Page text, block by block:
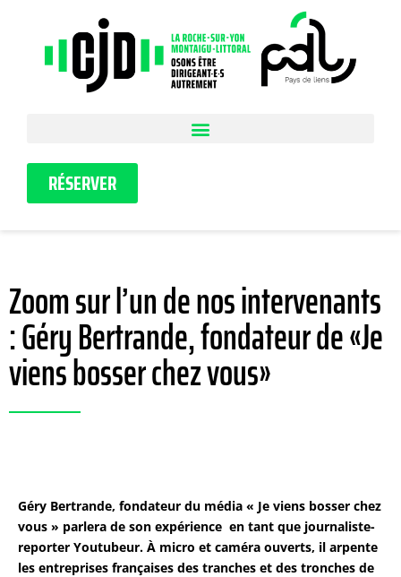
RÉSERVER
Zoom sur l’un de nos intervenants
: Géry Bertrande, fondateur de «Je
viens bosser chez vous»
Géry Bertrande, fondateur du média « Je viens bosser chez
vous » parlera de son expérience en tant que journaliste-
reporter Youtubeur. À micro et caméra ouverts, il arpente
les entreprises françaises des tranches et des tronches de